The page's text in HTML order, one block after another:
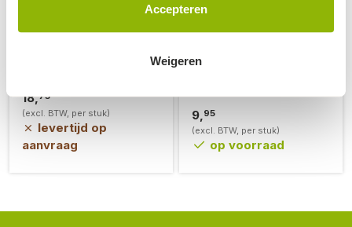
Accepteren
Weigeren
Anti-worteldoek 0,50 x
100 meter
staffelkorting
18,75
(excl. BTW, per stuk)
levertijd op
aanvraag
Grindplaat zwart
120x80x2.5cm
vliesdoek, geschikt voor
9,95
(excl. BTW, per stuk)
op voorraad